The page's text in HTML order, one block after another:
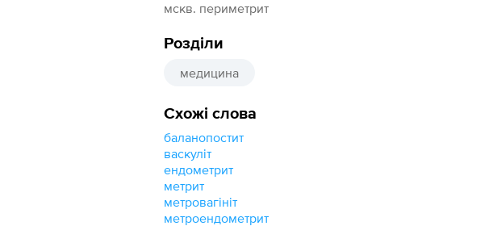
мскв. периметрит
Розділи
медицина
Схожі слова
баланопостит
васкуліт
ендометрит
метрит
метровагініт
метроендометрит